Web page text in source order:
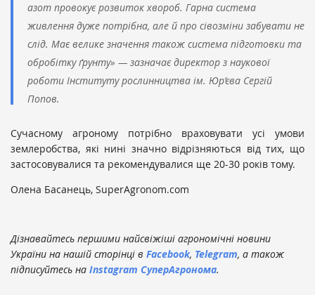
азот провокує розвиток хвороб. Гарна система
живлення дуже потрібна, але й про сівозміни забувати не
слід. Має велике значення також система підготовки та
обробітку ґрунту» — зазначає директор з наукової
роботи Інституту рослинництва ім. Юр’єва Сергій
Попов.
Сучасному агроному потрібно враховувати усі умови
землеробства, які нині значно відрізняються від тих, що
застосовувалися та рекомендувалися ще 20-30 років тому.
Олена Басанець, SuperAgronom.сom
Дізнавайтесь першими найсвіжіші агрономічні новини
України на нашій сторінці в Facebook, Telegram, а також
підписуйтесь на Instagram СуперАгронома.